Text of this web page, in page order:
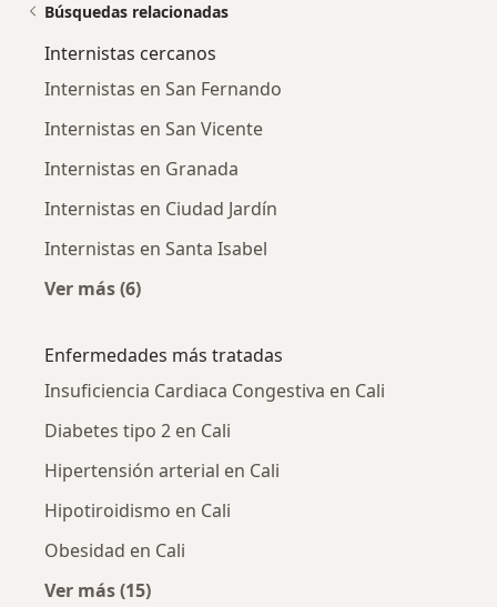
Búsquedas relacionadas
Internistas cercanos
Internistas en San Fernando
Internistas en San Vicente
Internistas en Granada
Internistas en Ciudad Jardín
Internistas en Santa Isabel
Ver más (6)
Enfermedades más tratadas
Insuficiencia Cardiaca Congestiva en Cali
Diabetes tipo 2 en Cali
Hipertensión arterial en Cali
Hipotiroidismo en Cali
Obesidad en Cali
Ver más (15)